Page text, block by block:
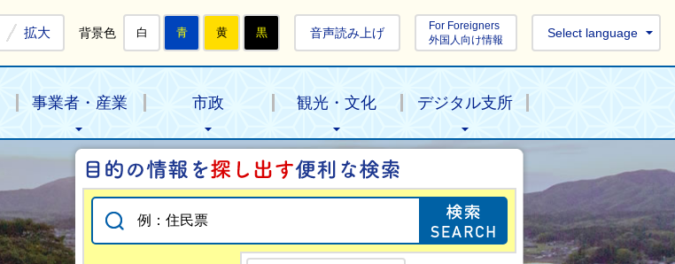
拡大 背景色 白 青 黄 黒 音声読み上げ
For Foreigners
外国人向け情報
Select language
事業者・産業 市政 観光・文化 デジタル支所
目的の情報を探